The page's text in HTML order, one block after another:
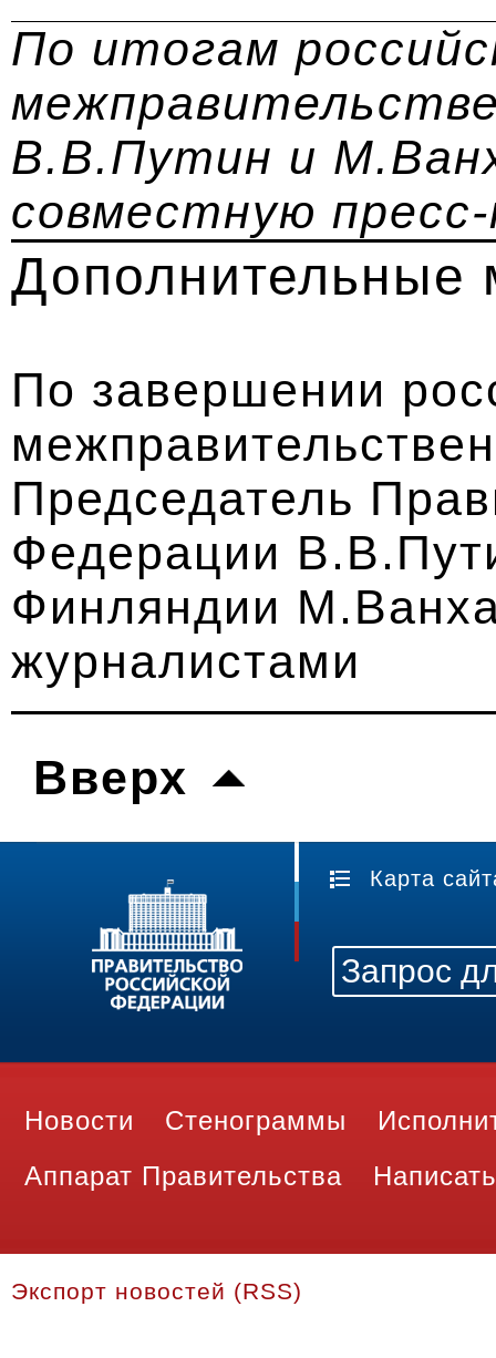
По итогам
В.В.Путин и
совместную
Дополнительные
По завершении
Председатель
Федерации
Финляндии
журналистами
Вверх
Карта
Новости Стенограммы
Аппарат Правительства
Экспорт новостей (RSS)